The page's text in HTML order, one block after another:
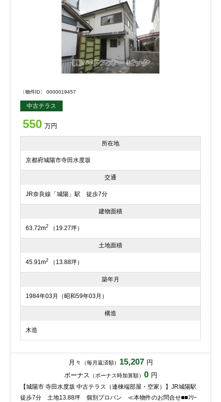
〔物件ID〕 0000019457
中古テラス
550 万円
所在地
京都府城陽市寺田水度坂
交通
JR奈良線「城陽」駅 徒歩7分
建物面積
63.72m2 （19.27坪）
土地面積
45.91m2 （13.88坪）
築年月
1984年03月（昭和59年03月）
構造
木造
月々 （毎月返済額） 15,207 円
ボーナス （ボーナス時加算額） 0 円
【城陽市 寺田水度坂 中古テラス（連棟端部屋・空家）】JR城陽駅
徒歩7分 土地13.88坪 個別プロパン ≪本物件のお問合せ■■ﾌﾘｰ